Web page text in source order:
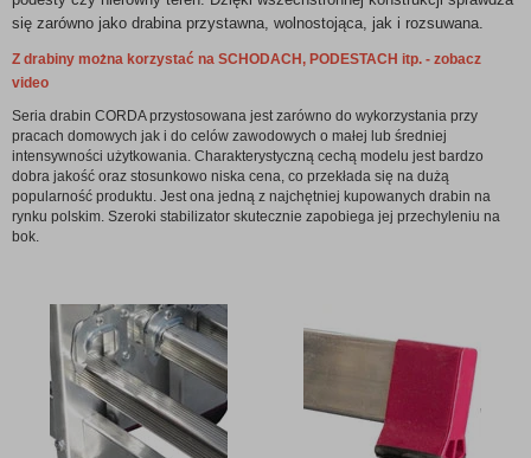
się zarówno jako drabina przystawna, wolnostojąca, jak i rozsuwana.
Z drabiny można korzystać na SCHODACH, PODESTACH itp. - zobacz
video
Seria drabin CORDA przystosowana jest zarówno do wykorzystania przy
pracach domowych jak i do celów zawodowych o małej lub średniej
intensywności użytkowania. Charakterystyczną cechą modelu jest bardzo
dobra jakość oraz stosunkowo niska cena, co przekłada się na dużą
popularność produktu. Jest ona jedną z najchętniej kupowanych drabin na
rynku polskim. Szeroki stabilizator skutecznie zapobiega jej przechyleniu na
bok.